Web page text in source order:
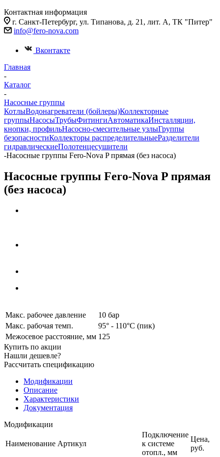
Контактная информация
г. Санкт-Петербург, ул. Типанова, д. 21, лит. А, ТК "Питер"
info@fero-nova.com
Вконтакте
Главная
-
Каталог
-
Насосные группы
КотлыВодонагреватели (бойлеры)Коллекторные
группыНасосыТрубыФитингиАвтоматикаИнсталляции,
кнопки, профильНасосно-смесительные узлыГруппы
безопасностиКоллекторы распределительныеРазделители
гидравлическиеПолотенцесушители
-Насосные группы Fero-Nova P прямая (без насоса)
Насосные группы Fero-Nova P прямая
(без насоса)
Макс. рабочее давление
10 бар
Макс. рабочая темп.
95° - 110°C (пик)
Межосевое расстояние, мм 125
Купить по акции
Нашли дешевле?
Рассчитать спецификацию
Модификации
Описание
Характеристики
Документация
Модификации
Наименование Артикул
Подключение
к системе
отопл., мм
Цена,
pуб.